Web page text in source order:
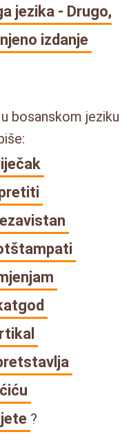
jezika - Drugo,
izdanje
bosanskom jeziku
?